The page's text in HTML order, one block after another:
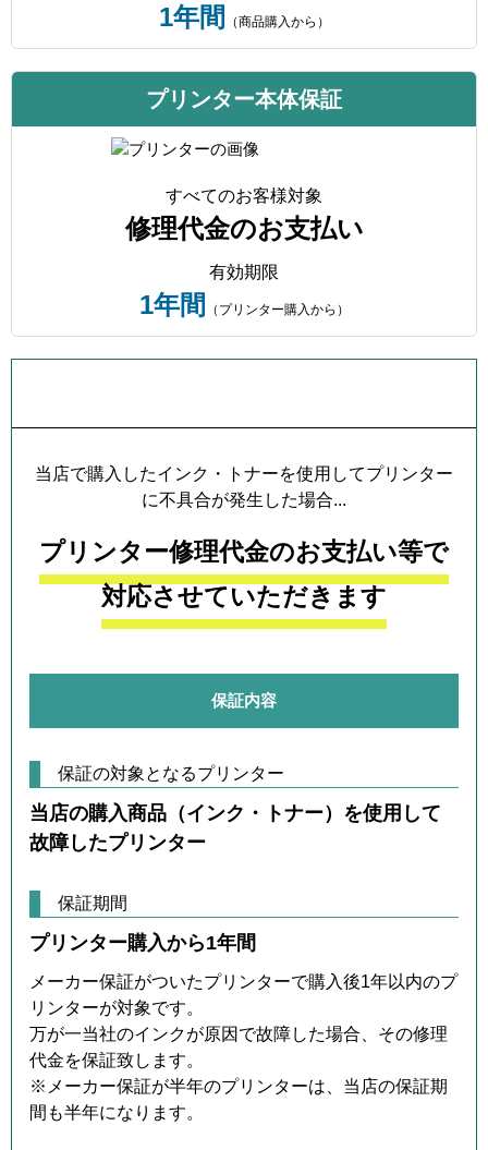
1年間 （商品購入から）
プリンター本体保証
すべてのお客様対象
修理代金のお支払い
有効期限
1年間 （プリンター購入から）
当店で購入したインク・トナーを使用してプリンター
に不具合が発生した場合...
プリンター修理代金のお支払い等で
対応させていただきます
保証内容
保証の対象となるプリンター
当店の購入商品（インク・トナー）を使用して
故障したプリンター
保証期間
プリンター購入から1年間
メーカー保証がついたプリンターで購入後1年以内のプ
リンターが対象です。
万が一当社のインクが原因で故障した場合、その修理
代金を保証致します。
※メーカー保証が半年のプリンターは、当店の保証期
間も半年になります。